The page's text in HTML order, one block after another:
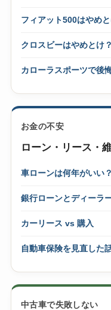
フィアット500はやめと
クロスビーはやめとけ？
カローラスポーツで後
お金の不安
ローン・リース・
車ローンは何年がいい？
銀行ローンとディーラ
カーリース vs 購入
自動車保険を見直した
中古車で失敗しない